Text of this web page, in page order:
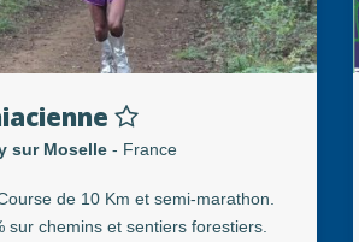
sur Moselle - France
de 10 Km et semi-marathon.
sur chemins et sentiers forestiers.